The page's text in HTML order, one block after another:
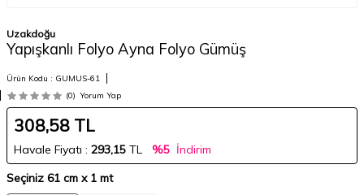
Uzakdoğu
Yapışkanlı Folyo Ayna Folyo Gümüş
Ürün Kodu : GUMUS-61
(0) Yorum Yap
308,58 TL
Havale Fiyatı : 293,15 TL %5 İndirim
Seçiniz 61 cm x 1 mt